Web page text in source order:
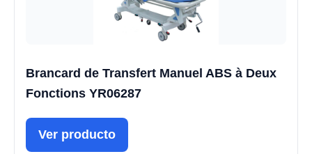
Brancard de Transfert Manuel ABS à Deux
Fonctions YR06287
Ver producto